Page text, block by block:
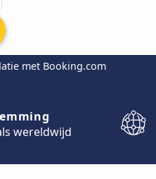
met Booking.com
wereldwijd